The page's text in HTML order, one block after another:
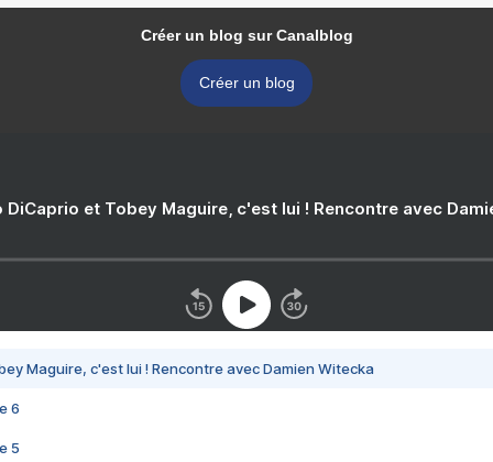
Créer un blog sur Canalblog
Créer un blog
DiCaprio et Tobey Maguire, c'est lui ! Rencontre avec
Maguire, c'est lui ! Rencontre avec Damien Witecka
6
5